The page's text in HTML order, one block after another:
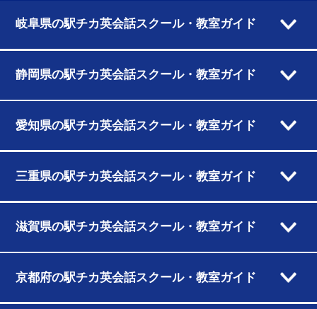
岐阜県の駅チカ英会話スクール・教室ガイド
静岡県の駅チカ英会話スクール・教室ガイド
愛知県の駅チカ英会話スクール・教室ガイド
三重県の駅チカ英会話スクール・教室ガイド
滋賀県の駅チカ英会話スクール・教室ガイド
京都府の駅チカ英会話スクール・教室ガイド